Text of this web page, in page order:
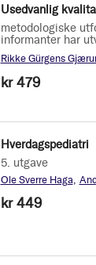
Usedvanlig
metodologiske
informanter har
Rikke Gürgens
kr 479
Hverdagspediatri
5. utgave
Ole Sverre Haga
kr 449